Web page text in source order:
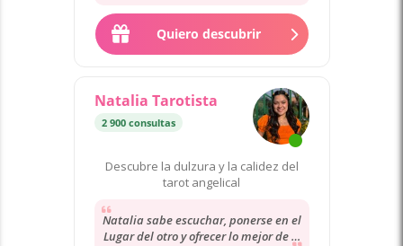
Quiero descubrir
Natalia Tarotista
2 900 consultas
Descubre la dulzura y la calidez del
tarot angelical
Natalia sabe escuchar, ponerse en el
Lugar del otro y ofrecer lo mejor de sí